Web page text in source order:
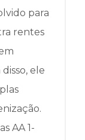
para
rentes
ele
AA 1-